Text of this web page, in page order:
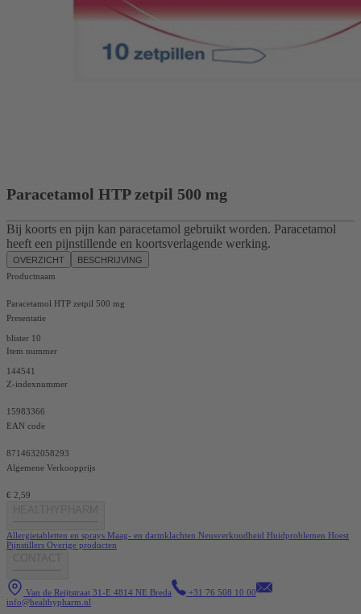
Paracetamol HTP zetpil 500 mg
Bij koorts en pijn kan paracetamol gebruikt worden. Paracetamol
heeft een pijnstillende en koortsverlagende werking.
OVERZICHT
BESCHRIJVING
Productnaam
Paracetamol HTP zetpil 500 mg
Presentatie
blister 10
Item nummer
144541
Z-indexnummer
15983366
EAN code
8714632058293
Algemene Verkoopprijs
€ 2,59
Allergietabletten en sprays Maag- en darmklachten Neusverkoudheid Huidproblemen Hoest
Pijnstillers Overige producten
Van de Reijtstraat 31-E 4814 NE Breda
+31 76 508 10 00
info@healthypharm.nl